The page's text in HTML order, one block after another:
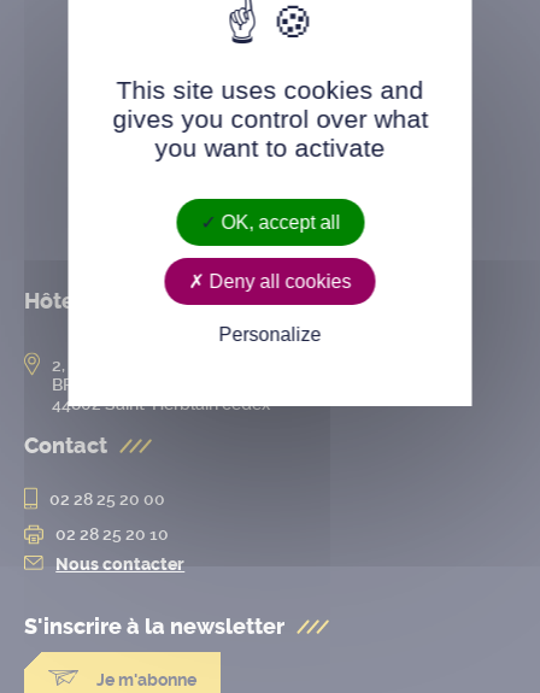
Hôtel de ville
2, rue de l’Hôtel-de-Ville
BP 50167
44802 Saint-Herblain cedex
Contact
02 28 25 20 00
02 28 25 20 10
Nous contacter
S'inscrire à la newsletter
Je m'abonne
This site uses cookies and
gives you control over what
you want to activate
OK, accept all
Deny all cookies
Personalize